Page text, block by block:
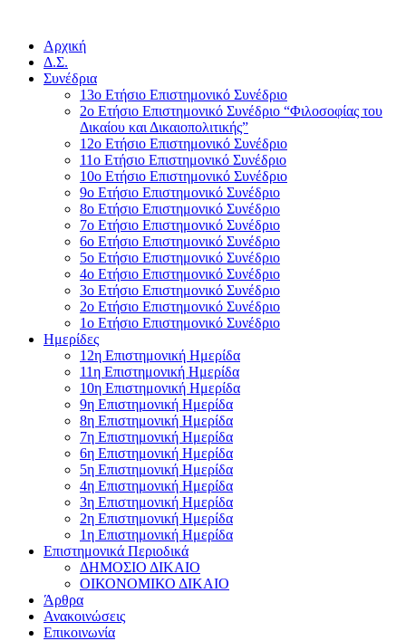
Αρχική
Δ.Σ.
Συνέδρια
13ο Ετήσιο Επιστημονικό Συνέδριο
2ο Ετήσιο Επιστημονικό Συνέδριο “Φιλοσοφίας του
Δικαίου και Δικαιοπολιτικής”
12ο Ετήσιο Επιστημονικό Συνέδριο
11ο Ετήσιο Επιστημονικό Συνέδριο
10ο Ετήσιο Επιστημονικό Συνέδριο
9ο Ετήσιο Επιστημονικό Συνέδριο
8ο Ετήσιο Επιστημονικό Συνέδριο
7ο Ετήσιο Επιστημονικό Συνέδριο
6ο Ετήσιο Επιστημονικό Συνέδριο
5ο Ετήσιο Επιστημονικό Συνέδριο
4ο Ετήσιο Επιστημονικό Συνέδριο
3ο Ετήσιο Επιστημονικό Συνέδριο
2ο Ετήσιο Επιστημονικό Συνέδριο
1ο Ετήσιο Επιστημονικό Συνέδριο
Ημερίδες
12η Επιστημονική Ημερίδα
11η Επιστημονική Ημερίδα
10η Επιστημονική Ημερίδα
9η Επιστημονική Ημερίδα
8η Επιστημονική Ημερίδα
7η Επιστημονική Ημερίδα
6η Επιστημονική Ημερίδα
5η Επιστημονική Ημερίδα
4η Επιστημονική Ημερίδα
3η Επιστημονική Ημερίδα
2η Επιστημονική Ημερίδα
1η Επιστημονική Ημερίδα
Επιστημονικά Περιοδικά
ΔΗΜΟΣΙΟ ΔΙΚΑΙΟ
ΟΙΚΟΝΟΜΙΚΟ ΔΙΚΑΙΟ
Άρθρα
Ανακοινώσεις
Επικοινωνία